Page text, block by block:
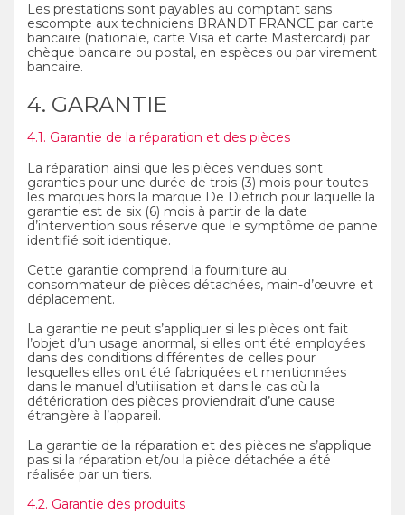
Les prestations sont payables au comptant sans
escompte aux techniciens BRANDT FRANCE par carte
bancaire (nationale, carte Visa et carte Mastercard) par
chèque bancaire ou postal, en espèces ou par virement
bancaire.
4. GARANTIE
4.1. Garantie de la réparation et des pièces
La réparation ainsi que les pièces vendues sont
garanties pour une durée de trois (3) mois pour toutes
les marques hors la marque De Dietrich pour laquelle la
garantie est de six (6) mois à partir de la date
d’intervention sous réserve que le symptôme de panne
identifié soit identique.
Cette garantie comprend la fourniture au
consommateur de pièces détachées, main-d’œuvre et
déplacement.
La garantie ne peut s’appliquer si les pièces ont fait
l’objet d’un usage anormal, si elles ont été employées
dans des conditions différentes de celles pour
lesquelles elles ont été fabriquées et mentionnées
dans le manuel d’utilisation et dans le cas où la
détérioration des pièces proviendrait d’une cause
étrangère à l’appareil.
La garantie de la réparation et des pièces ne s’applique
pas si la réparation et/ou la pièce détachée a été
réalisée par un tiers.
4.2. Garantie des produits